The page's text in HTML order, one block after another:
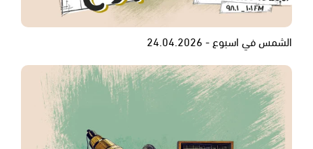
الشمس في اسبوع - 24.04.2026